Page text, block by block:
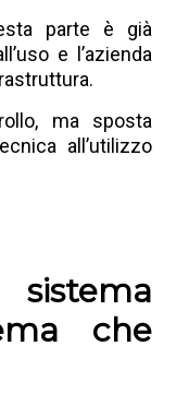
parte è già
e l’azienda
ma sposta
all’utilizzo
che